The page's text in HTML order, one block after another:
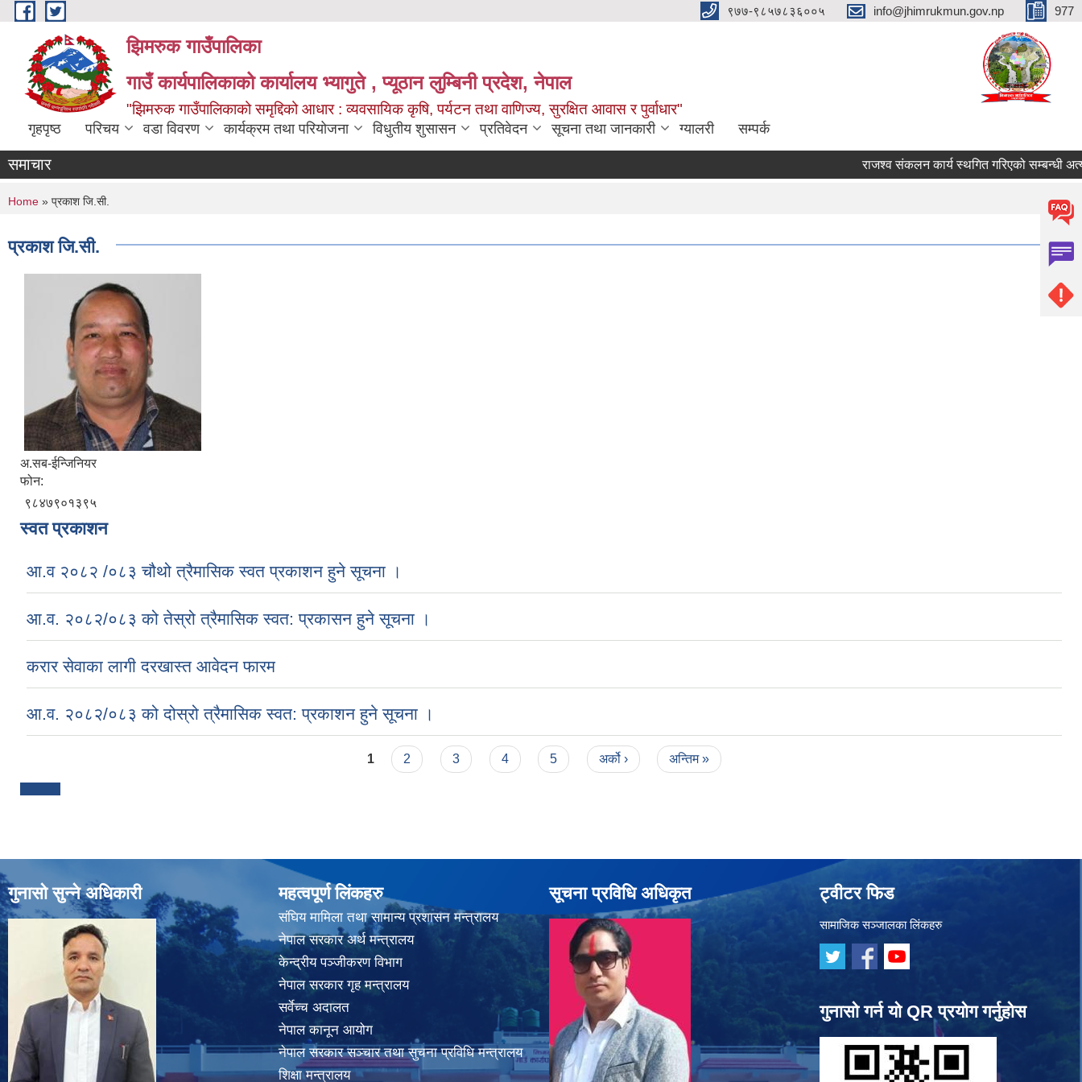
Skip to main content ९७७-९८५७८३६००५ info@jhimrukmun.gov.np 977
झिमरुक गाउँपालिका
गाउँ कार्यपालिकाको कार्यालय भ्यागुते , प्यूठान लुम्बिनी प्रदेश, नेपाल
"झिमरुक गाउँपालिकाको समृद्दिको आधार : व्यवसायिक कृषि, पर्यटन तथा वाणिज्य, सुरक्षित आवास र पुर्वाधार"
गृहपृष्ठ परिचय वडा विवरण कार्यक्रम तथा परियोजना विधुतीय शुसासन प्रतिवेदन सूचना तथा जानकारी ग्यालरी सम्पर्क
समाचार राजश्व संकलन कार्य स्थगित गरिएको सम्बन्धी
You are here
Home » प्रकाश जि.सी.
प्रकाश जि.सी.
अ.सब-ईन्जिनियर
फोन:
९८४७९०१३९५
स्वत प्रकाशन
आ.व २०८२ /०८३ चौथो त्रैमासिक स्वत प्रकाशन हुने सूचना ।
आ.व. २०८२/०८३ को तेस्रो त्रैमासिक स्वत: प्रकासन हुने सूचना ।
करार सेवाका लागी दरखास्त आवेदन फारम
आ.व. २०८२/०८३ को दोस्रो त्रैमासिक स्वत: प्रकाशन हुने सूचना ।
1 2 3 4 5 अर्को › अन्तिम »
गुनासो सुन्ने अधिकारी महत्वपूर्ण लिंकहरु
संघिय मामिला तथा सामान्य प्रशासन मन्त्रालय
नेपाल सरकार अर्थ मन्त्रालय
केन्द्रीय पञ्जीकरण विभाग
नेपाल सरकार गृह मन्त्रालय
सर्वेच्च अदालत
नेपाल कानून आयोग
नेपाल सरकार सञ्चार तथा सुचना प्रविधि मन्त्रालय
शिक्षा मन्त्रालय
सूचना प्रविधि अधिकृत ट्वीटर फिड
सामाजिक सञ्जालका लिंकहरु
गुनासो गर्न यो QR प्रयोग गर्नुहोस